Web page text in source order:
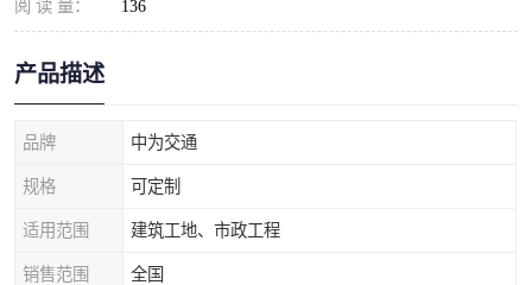
阅 读 量： 136
产品描述
品牌 中为交通
规格 可定制
适用范围 建筑工地、市政工程
销售范围 全国